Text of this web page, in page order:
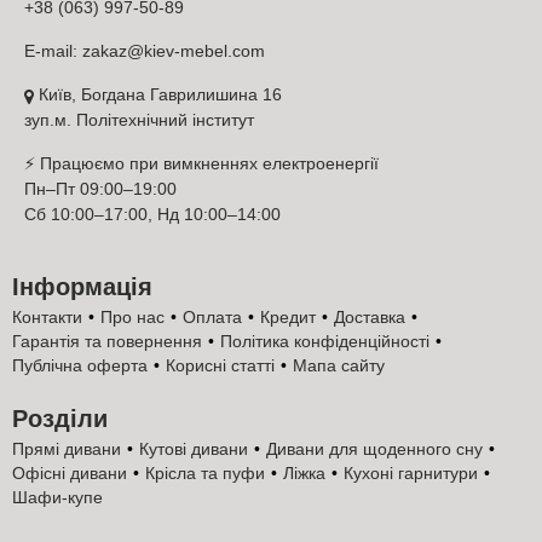
стьобанням зберігає привабливий вигляд та легко очищується.
Це недорогий анатомічний матрац з ефектом пам’яті
надійності, довговічності та доступній ціні. Купити двоспальний
матрац Mint Foam Константа у Києві можна в офіційному
ціни від виробника, офіційний опис, детальні характеристики
та фото. Доставка здійснюється по Києву та області швидко й
акуратно, доступна оплата частинами або у кредит. Це
Що таке матеріал Visco Elastic Foam з ефектом
пам’яті?
Що
Visco
Elastic
Foam з
+38 (063) 997-50-89
E-mail: zakaz@kiev-mebel.com
Київ, Богдана Гаврилишина 16
зуп.м. Політехнічний інститут
⚡ Працюємо при вимкненнях електроенергії
Пн–Пт 09:00–19:00
Сб 10:00–17:00, Нд 10:00–14:00
Інформація
Контакти Про нас Оплата Кредит
Доставка
Гарантія та повернення
Політика конфіденційності
Публічна оферта
Корисні статті Мапа сайту
Розділи
Прямі дивани Кутові дивани
Дивани для щоденного сну
Офісні дивани
Крісла та пуфи Ліжка
Кухоні гарнитури
Шафи-купе